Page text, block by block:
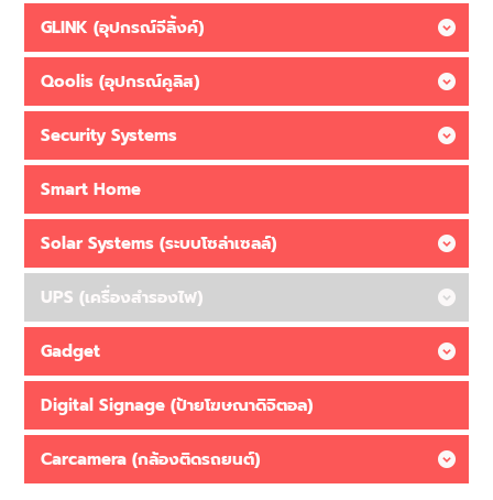
GLINK (อุปกรณ์จีลิ้งค์)
Qoolis (อุปกรณ์คูลิส)
Security Systems
Smart Home
Solar Systems (ระบบโซล่าเซลล์)
UPS (เครื่องสำรองไฟ)
Gadget
Digital Signage (ป้ายโฆษณาดิจิตอล)
Carcamera (กล้องติดรถยนต์)